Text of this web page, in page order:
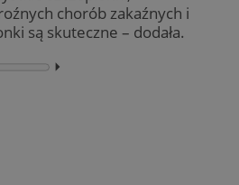
chorób zakaźnych i
są skuteczne – dodała.
⏵︎